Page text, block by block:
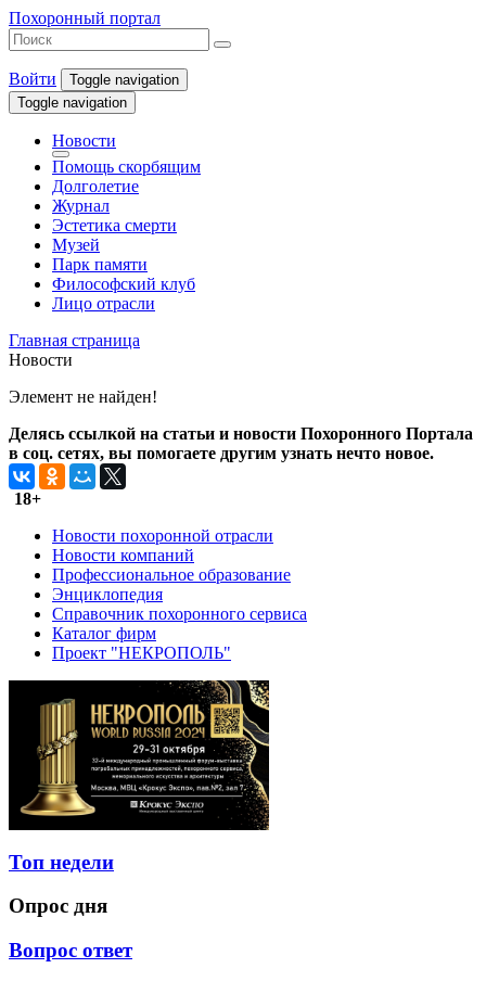
Похоронный портал
Войти
Toggle navigation
Toggle navigation
Новости
Помощь скорбящим
Долголетие
Журнал
Эстетика смерти
Музей
Парк памяти
Философский клуб
Лицо отрасли
Главная страница
Новости
Элемент не найден!
Делясь ссылкой на статьи и новости Похоронного Портала
в соц. сетях, вы помогаете другим узнать нечто новое.
18+
Новости похоронной отрасли
Новости компаний
Профессиональное образование
Энциклопедия
Справочник похоронного сервиса
Каталог фирм
Проект "НЕКРОПОЛЬ"
Топ недели
Опрос дня
Вопрос ответ